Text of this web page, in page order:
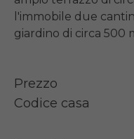
l'immobile due
giardino di circa 500
Prezzo
Codice casa